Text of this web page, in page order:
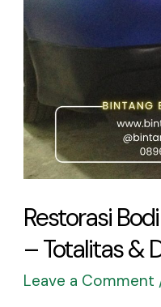
Restorasi
– Totalitas &
Leave a Comment
–
Totalitas
&
Detail